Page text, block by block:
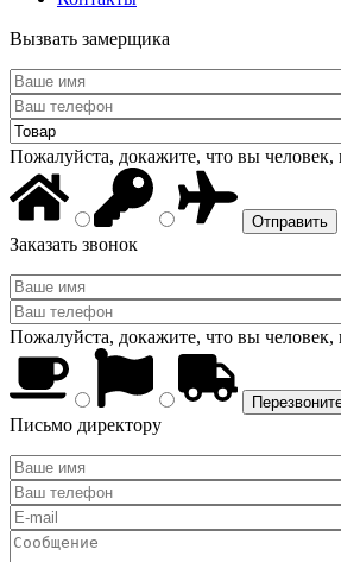
Вызвать замерщика
Пожалуйста, докажите, что вы человек,
Заказать звонок
Пожалуйста, докажите, что вы человек,
Письмо директору